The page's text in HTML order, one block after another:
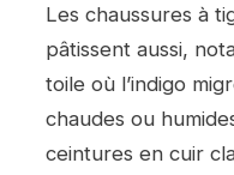
Les chaussures à
pâtissent aussi,
toile où l’indigo
chaudes ou
ceintures en cuir